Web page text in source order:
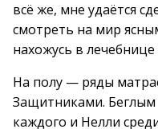
всё же, мне удаётся
смотреть на мир
нахожусь в лечебнице
На полу — ряды
Защитниками. Беглым
каждого и Нелли